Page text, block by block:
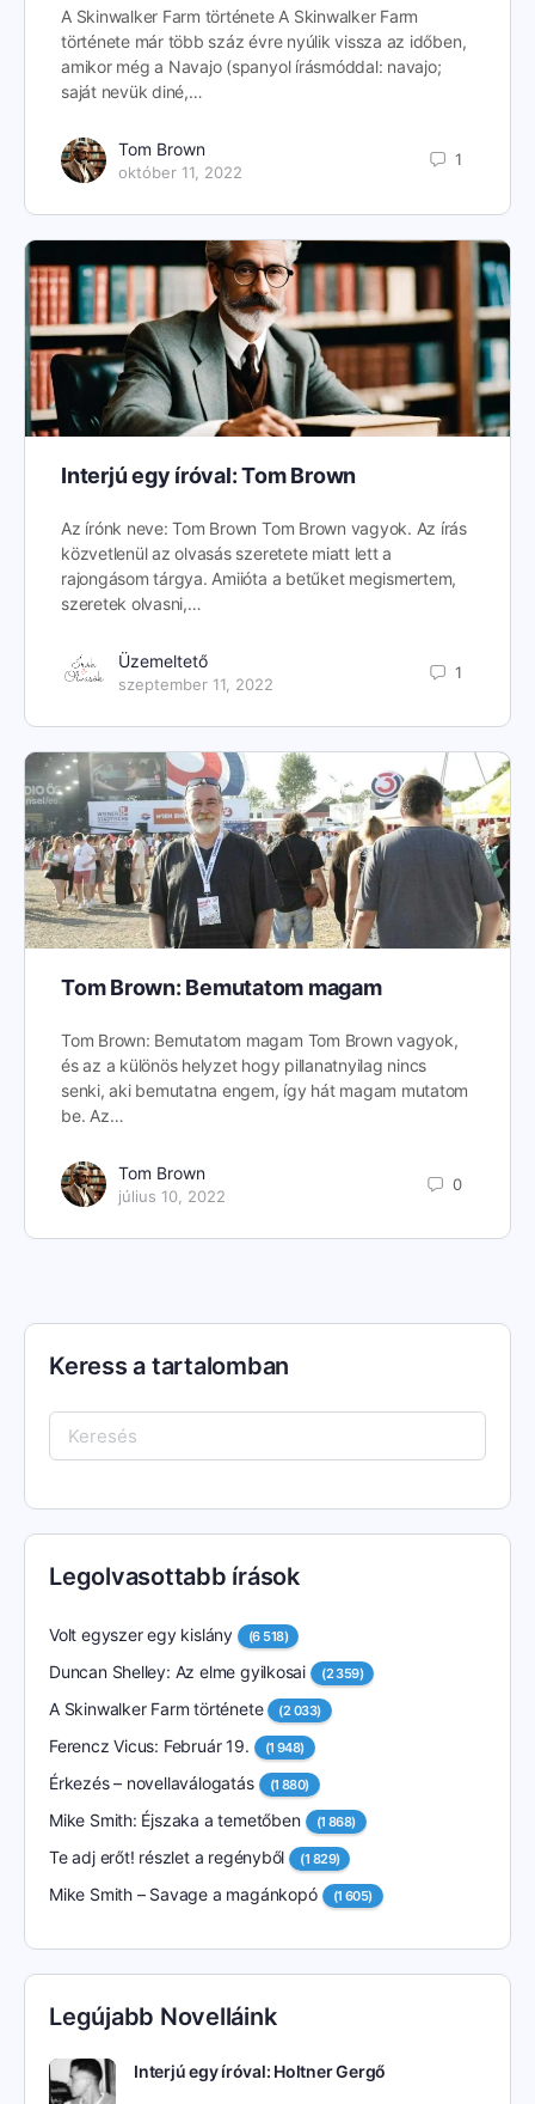
A Skinwalker Farm története A Skinwalker Farm
története már több száz évre nyúlik vissza az időben,
amikor még a Navajo (spanyol írásmóddal: navajo;
saját nevük diné,…
Tom Brown
október 11, 2022
1
Interjú egy íróval: Tom Brown
Az írónk neve: Tom Brown Tom Brown vagyok. Az írás
közvetlenül az olvasás szeretete miatt lett a
rajongásom tárgya. Amiióta a betűket megismertem,
szeretek olvasni,…
Üzemeltető
szeptember 11, 2022
1
Tom Brown: Bemutatom magam
Tom Brown: Bemutatom magam Tom Brown vagyok,
és az a különös helyzet hogy pillanatnyilag nincs
senki, aki bemutatna engem, így hát magam mutatom
be. Az…
Tom Brown
július 10, 2022
0
Keress a tartalomban
Keresés:
Legolvasottabb írások
Volt egyszer egy kislány (6 518)
Duncan Shelley: Az elme gyilkosai (2 359)
A Skinwalker Farm története (2 033)
Ferencz Vicus: Február 19. (1 948)
Érkezés – novellaválogatás (1 880)
Mike Smith: Éjszaka a temetőben (1 868)
Te adj erőt! részlet a regényből (1 829)
Mike Smith – Savage a magánkopó (1 605)
Legújabb Novelláink
Interjú egy íróval: Holtner Gergő